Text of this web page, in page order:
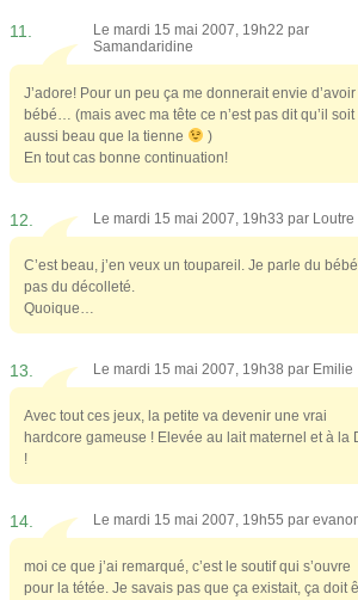
11.
Le mardi 15 mai 2007, 19h22 par
Samandaridine
J’adore! Pour un peu ça me donnerait envie d’avoir
bébé… (mais avec ma tête ce n’est pas dit qu’il soit
aussi beau que la tienne
)
En tout cas bonne continuation!
12. Le mardi 15 mai 2007, 19h33 par Loutre
C’est beau, j’en veux un toupareil. Je parle du
pas du décolleté.
Quoique…
13. Le mardi 15 mai 2007, 19h38 par Emilie
Avec tout ces jeux, la petite va devenir une vrai
hardcore gameuse ! Elevée au lait maternel et à la
!
14. Le mardi 15 mai 2007, 19h55 par
moi ce que j’ai remarqué, c’est le soutif qui s’ouvre
pour la tétée. Je savais pas que ça existait, ça doit